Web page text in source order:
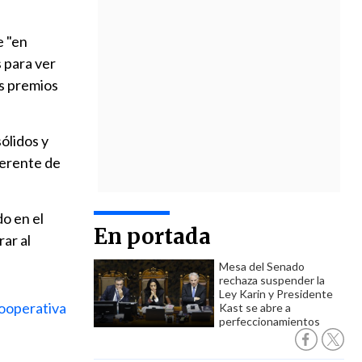
En portada
Mesa del Senado
rechaza suspender la
Ley Karin y Presidente
Kast se abre a
perfeccionamientos
"en
para ver
premios
y
de
en el
al